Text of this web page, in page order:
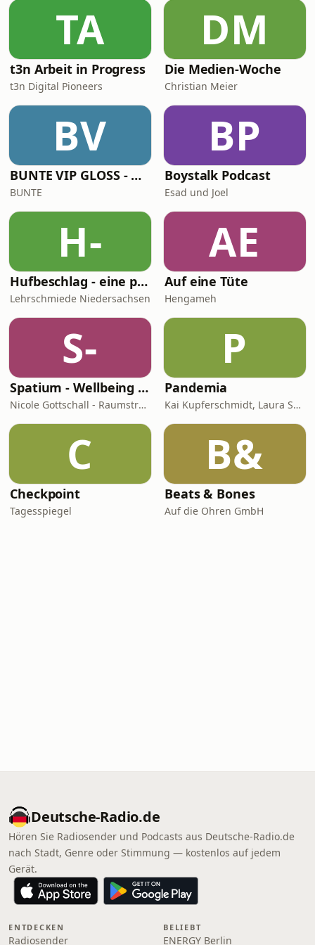
TA
t3n Arbeit in Progress
t3n Digital Pioneers
DM
Die Medien-Woche
Christian Meier
BV
BUNTE VIP GLOSS - Der Beauty Podcast
BUNTE
BP
Boystalk Podcast
Esad und Joel
H-
Hufbeschlag - eine persönliche Betrachtung - NBvH-Podcast - Themen rund um den Huf
Lehrschmiede Niedersachsen
AE
Auf eine Tüte
Hengameh
S-
Spatium - Wellbeing für Herz, Hirn & Raum
Nicole Gottschall - Raumstrategin & Wellbeing-Botschafterin
P
Pandemia
Kai Kupferschmidt, Laura Salm-Reifferscheidt
C
Checkpoint
Tagesspiegel
B&
Beats & Bones
Auf die Ohren GmbH
Deutsche-Radio.de
Hören Sie Radiosender und Podcasts aus Deutsche-Radio.de
nach Stadt, Genre oder Stimmung — kostenlos auf jedem
Gerät.
ENTDECKEN
Radiosender
BELIEBT
ENERGY Berlin